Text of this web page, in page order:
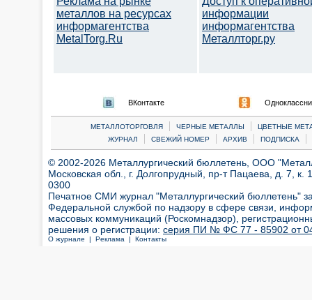
металлов на ресурсах
информагентства
MetalTorg.Ru
информации
информагентства
Металлторг.ру
ВКонтакте
МЕТАЛЛОТОРГОВЛЯ | ЧЕРНЫЕ МЕТАЛЛЫ |
ЦВЕТНЫЕ
ЖУРНАЛ
| СВЕЖИЙ НОМЕР | АРХИВ | ПОДПИСКА |
© 2002-2026 Металлургический бюллетень, ООО
Московская обл., г. Долгопрудный, пр-т Пацаева, д. 7,
0300
Печатное СМИ журнал "Металлургический бюллетень"
Федеральной службой по надзору в сфере связи,
массовых коммуникаций (Роскомнадзор),
решения о регистрации: серия ПИ № ФС 77 - 85902 от 04
О журнале | Реклама | Контакты